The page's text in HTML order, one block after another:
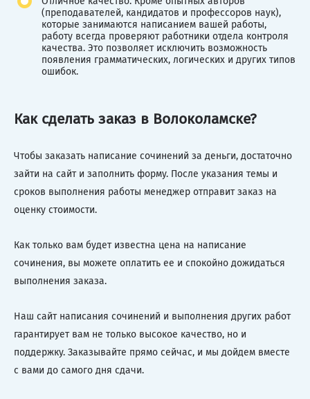
(преподавателей, кандидатов и профессоров наук),
которые занимаются написанием вашей работы,
работу всегда проверяют работники отдела контроля
качества. Это позволяет исключить возможность
появления грамматических, логических и других типов
ошибок.
Как сделать заказ в Волоколамске?
Чтобы заказать написание сочинений за деньги, достаточно
зайти на сайт и заполнить форму. После указания темы и
сроков выполнения работы менеджер отправит заказ на
оценку стоимости.
Как только вам будет известна цена на написание
сочинения, вы можете оплатить ее и спокойно дожидаться
выполнения заказа.
Наш сайт написания сочинений и выполнения других работ
гарантирует вам не только высокое качество, но и
поддержку. Заказывайте прямо сейчас, и мы дойдем вместе
с вами до самого дня сдачи.